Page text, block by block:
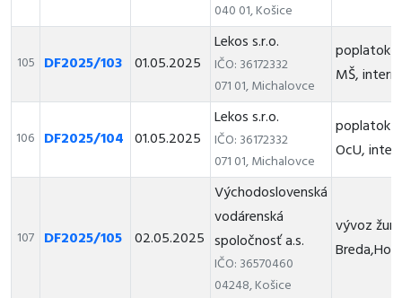
040 01, Košice
105 DF2025/103 01.05.2025
Lekos s.r.o.
IČO: 36172332
071 01, Michalovce
poplatok
MŠ,
106 DF2025/104 01.05.2025
Lekos s.r.o.
IČO: 36172332
071 01, Michalovce
poplatok
OcU,
107 DF2025/105 02.05.2025
Východoslovenská
vodárenská
spoločnosť a.s.
IČO: 36570460
04248, Košice
vývoz